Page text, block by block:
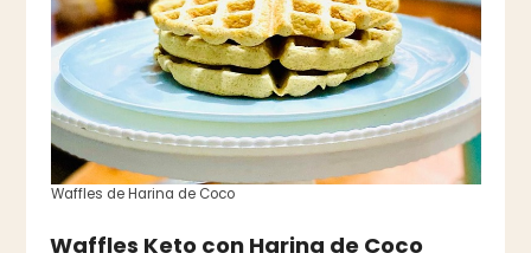
Waffles de Harina de Coco
Waffles Keto con Harina de Coco